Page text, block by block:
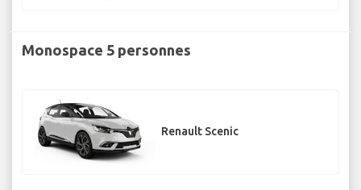
Monospace 5 personnes
Renault Scenic